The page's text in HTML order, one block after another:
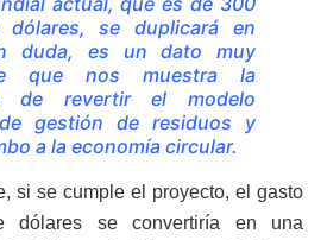
dólares, se duplicará en
duda, es un dato muy
que nos muestra la
de revertir el modelo
gestión de residuos y
a la economía circular.
si se cumple el proyecto, el gasto
dólares se convertiría en una